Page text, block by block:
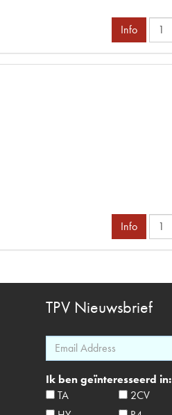
Info
Info
TPV Nieuwsbrief
Ik ben geïnteresseerd in:
TA
2CV